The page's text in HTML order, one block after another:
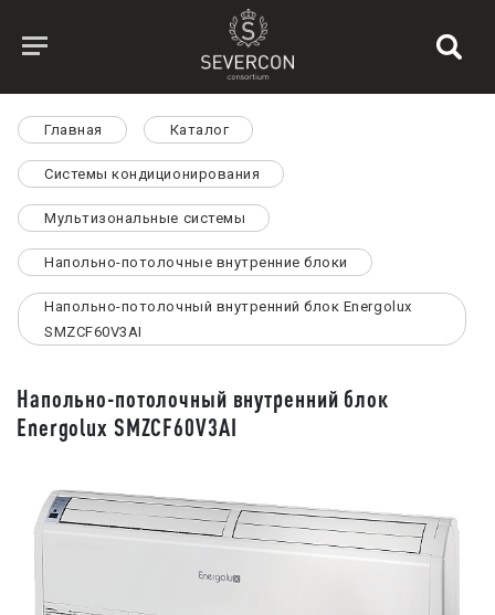
Главная Каталог
Системы кондиционирования
Мультизональные системы
Напольно-потолочные внутренние блоки
Напольно-потолочный внутренний блок Energolux
SMZCF60V3AI
Напольно-потолочный внутренний блок
Energolux SMZCF60V3AI